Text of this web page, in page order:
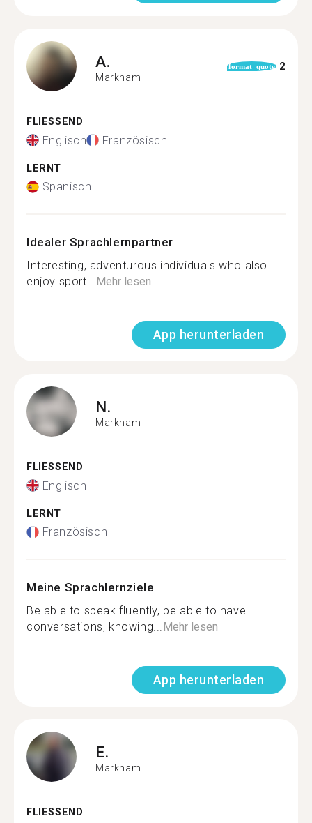
A.
Markham
format_quote 2
FLIESSEND
Englisch Französisch
LERNT
Spanisch
Idealer Sprachlernpartner
Interesting, adventurous individuals who also
enjoy sport...Mehr lesen
App herunterladen
N.
Markham
FLIESSEND
Englisch
LERNT
Französisch
Meine Sprachlernziele
Be able to speak fluently, be able to have
conversations, knowing...Mehr lesen
App herunterladen
E.
Markham
FLIESSEND